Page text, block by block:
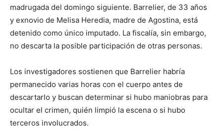
madrugada del domingo siguiente. Barrelier, de 33 años
y exnovio de Melisa Heredia, madre de Agostina, está
detenido como único imputado. La fiscalía, sin embargo,
no descarta la posible participación de otras personas.
Los investigadores sostienen que Barrelier habría
permanecido varias horas con el cuerpo antes de
descartarlo y buscan determinar si hubo maniobras para
ocultar el crimen, quién limpió la escena o si hubo
terceros involucrados.